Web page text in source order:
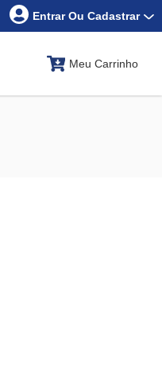
Entrar Ou Cadastrar
Meu Carrinho